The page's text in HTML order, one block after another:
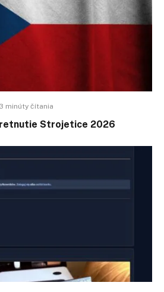
3 minúty čítania
Strojetice 2026